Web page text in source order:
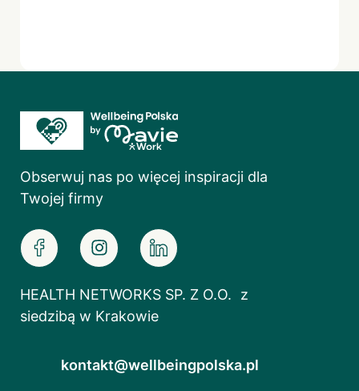
Obserwuj nas po więcej inspiracji dla
Twojej firmy
HEALTH NETWORKS SP. Z O.O. z
siedzibą w Krakowie
kontakt@wellbeingpolska.pl